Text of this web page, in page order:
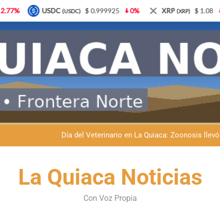
Dante Velázquez marchará
Fernando Rejal respaldó a Dante Velázquez en el Senado: “No
Día del Veterinario en La Quiaca: Zoonosis
La frontera se subleva: Dante Velázquez enfrenta el remate de
Dante Velázquez marchará contra
La Quiaca Noticias
Con Voz Propia
$ 0.999925 0% XRP(XRP) $ 1.08 3.87% Solana(SOL)